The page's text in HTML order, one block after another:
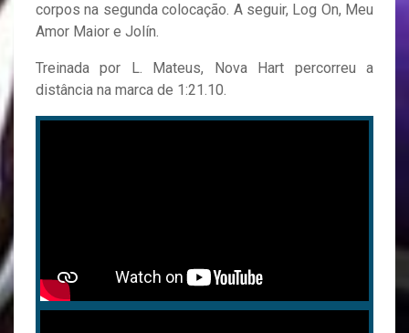
corpos na segunda colocação. A seguir, Log On, Meu
Amor Maior e Jolín.
Treinada por L. Mateus, Nova Hart percorreu a
distância na marca de 1:21.10.